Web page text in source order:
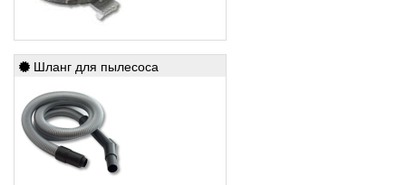
Шланг для пылесоса